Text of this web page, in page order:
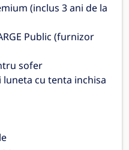
(inclus 3 ani de la
Public (furnizor
sofer
cu tenta inchisa